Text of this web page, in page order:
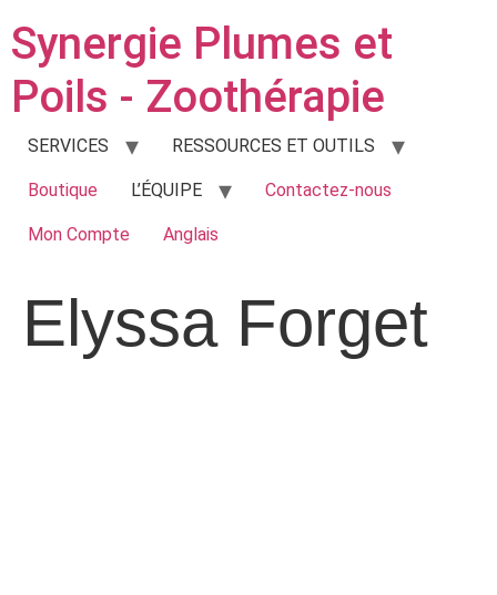
Synergie Plumes et
Poils - Zoothérapie
SERVICES RESSOURCES ET OUTILS
Boutique L’ÉQUIPE Contactez-nous
Mon Compte Anglais
Elyssa Forget